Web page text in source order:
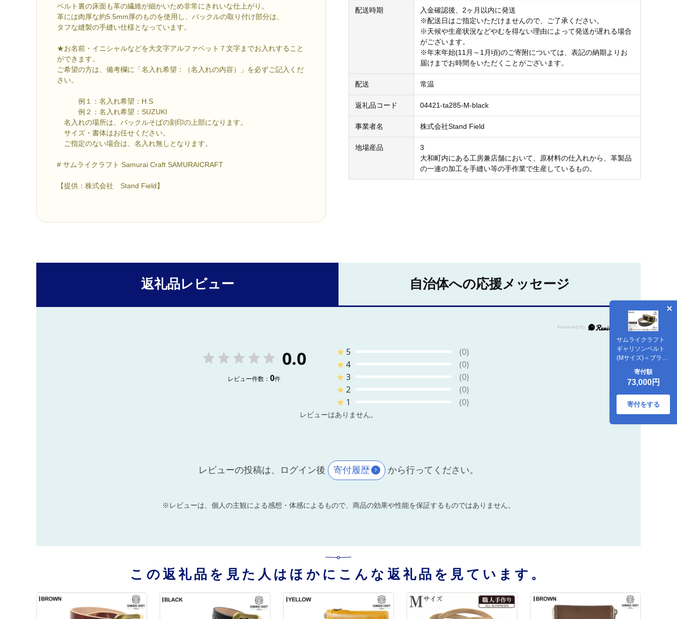
ベルト裏の床面も革の繊維が細かいため非常にきれいな仕上がり。
革には肉厚な約5.5mm厚のものを使用し、バックルの取り付け部分は、
タフな縫製の手縫い仕様となっています。
★お名前・イニシャルなどを大文字アルファベット７文字までお入れすること
ができます。
ご希望の方は、備考欄に「名入れ希望：（名入れの内容）」を必ずご記入くだ
さい。
例１：名入れ希望：H.S
例２：名入れ希望：SUZUKI
名入れの場所は、バックルそばの刻印の上部になります。
サイズ・書体はお任せください。
ご指定のない場合は、名入れ無しとなります。
# サムライクラフト Samurai Craft SAMURAICRAFT
【提供：株式会社 Stand Field】
サムライクラフト
ギャリソンベルト
(Mサイズ)＜ブラッ
ク＞ レザー 革 本革
レザー製品 革製品
本格 ギフト 名入れ
日本製 手縫い ハン
ドメイド ファッシ
ョン メンズ 小物
寄付額
73,000円
寄付をする
配送時期
入金確認後、2ヶ月以内に発送
※配送日はご指定いただけませんので、ご了承ください。
※天候や生産状況などやむを得ない理由によって発送が遅れる場合
がございます。
※年末年始(11月～1月頃)のご寄附については、表記の納期よりお
届けまでお時間をいただくことがございます。
配送 常温
返礼品コード 04421-ta285-M-black
事業者名 株式会社Stand Field
地場産品
3
大和町内にある工房兼店舗において、原材料の仕入れから、革製品
の一連の加工を手縫い等の手作業で生産しているもの。
返礼品レビュー 自治体への応援メッセージ
0.0
レビュー件数： 0件
★ 5
(0)
★4
(0)
★3
(0)
★2
(0)
★ 1 (0)
レビューはありません。
レビューの投稿は、ログイン後 寄付履歴 から行ってください。
※レビューは、個人の主観による感想・体感によるもので、商品の効果や性能を保証するものではありません。
この返礼品を見た人はほかにこんな返礼品を見ています。